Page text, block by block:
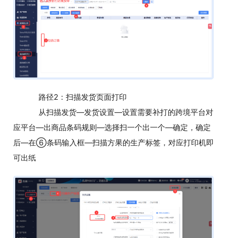
路径2：扫描发货页面打印
从扫描发货—发货设置—设置需要补打的跨境平台对
应平台—出商品条码规则—选择扫一个出一个—确定，确定
后—在⑥条码输入框—扫描方果的生产标签，对应打印机即
可出纸